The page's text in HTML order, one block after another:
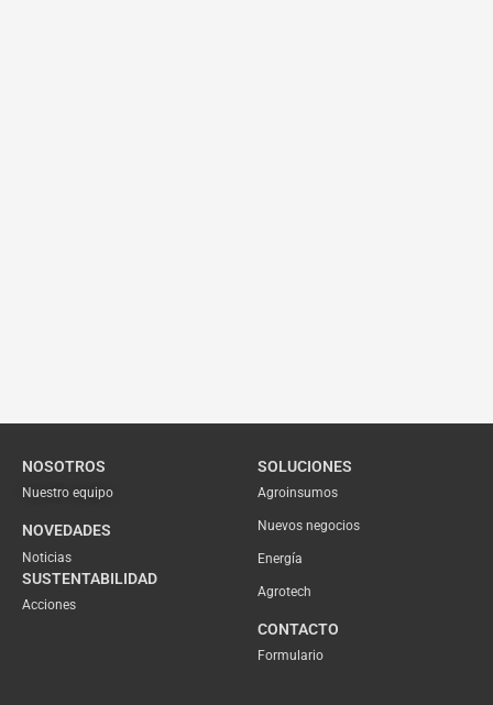
NOSOTROS
Nuestro equipo
NOVEDADES
Noticias
SUSTENTABILIDAD
Acciones
SOLUCIONES
Agroinsumos
Nuevos negocios
Energía
Agrotech
CONTACTO
Formulario